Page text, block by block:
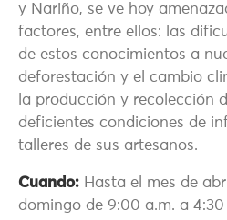
y Nariño, se ve hoy
factores, entre ellos: las
de estos conocimientos a
deforestación y el cambio
la producción y recolección
deficientes condiciones de
talleres de sus artesanos.
Cuando: Hasta el mes de
domingo de 9:00 a.m. a 4:30